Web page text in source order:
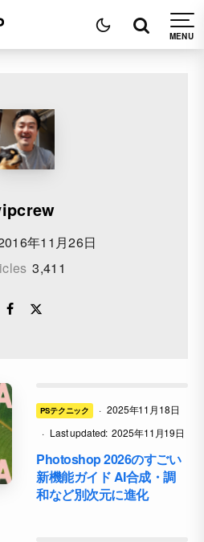
年11月26日
3,411
PSテクニック · 2025年11月18日
· Last updated: 2025年11月19日
Photoshop 2026のすごい
新機能ガイド AI合成・調
和など別次元に進化